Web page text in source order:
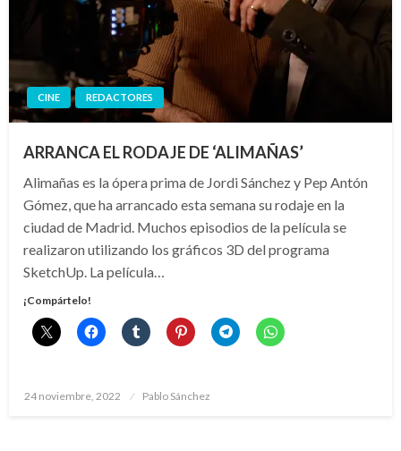
CINE REDACTORES
ARRANCA EL RODAJE DE ‘ALIMAÑAS’
Alimañas es la ópera prima de Jordi Sánchez y Pep Antón
Gómez, que ha arrancado esta semana su rodaje en la
ciudad de Madrid. Muchos episodios de la película se
realizaron utilizando los gráficos 3D del programa
SketchUp. La película…
¡Compártelo!
Publicado
24 noviembre, 2022 Pablo Sánchez